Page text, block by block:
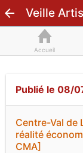
Veille
Accueil
Publié le 08/
Centre-Val de
réalité
CMA]